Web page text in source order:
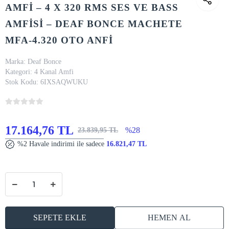
AMFİ – 4 X 320 RMS SES VE BASS
AMFİSİ – DEAF BONCE MACHETE
MFA-4.320 OTO ANFİ
Marka: Deaf Bonce
Kategori: 4 Kanal Amfi
Stok Kodu: 6IXSAQWUKU
17.164,76 TL 23.839,95 TL %28
%2 Havale indirimi ile sadece 16.821,47 TL
SEPETE EKLE HEMEN AL